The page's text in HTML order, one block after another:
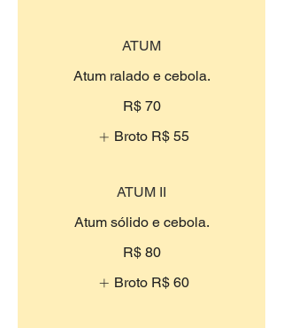
ATUM
Atum ralado e cebola.
R$ 70
Broto R$ 55
ATUM II
Atum sólido e cebola.
R$ 80
Broto R$ 60